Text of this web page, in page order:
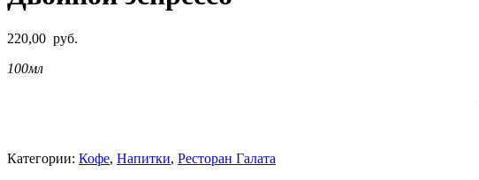
220,00 руб.
100мл
Категории: Кофе, Напитки, Ресторан Галата